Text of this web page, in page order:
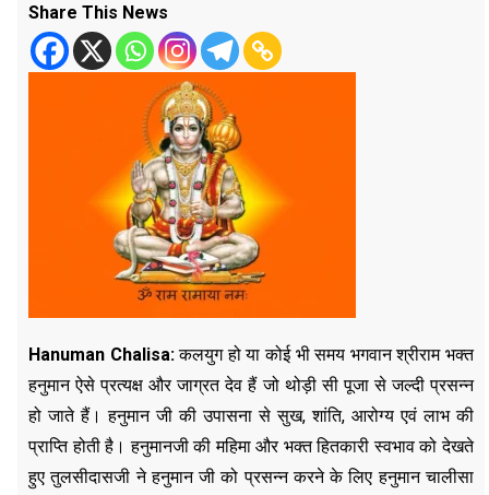
Share This News
Hanuman Chalisa:कलयुग हो या कोई भी समय भगवान श्रीराम भक्त
हनुमान ऐसे प्रत्यक्ष और जाग्रत देव हैं जो थोड़ी सी पूजा से जल्दी प्रसन्न
हो जाते हैं। हनुमान जी की उपासना से सुख, शांति, आरोग्य एवं लाभ की
प्राप्ति होती है। हनुमानजी की महिमा और भक्त हितकारी स्वभाव को देखते
हुए तुलसीदासजी ने हनुमान जी को प्रसन्न करने के लिए हनुमान चालीसा